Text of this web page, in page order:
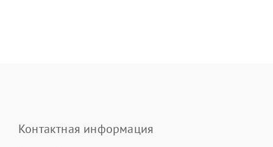
Контактная информация